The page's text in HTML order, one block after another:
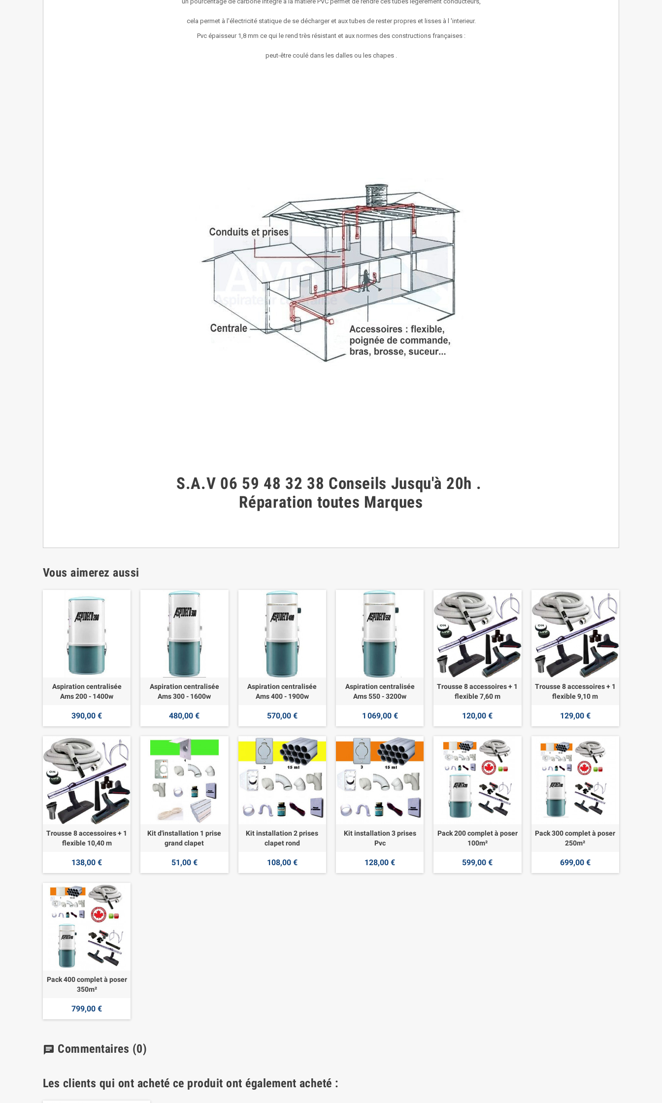
cela permet à l'électricité statique de se décharger et aux tubes de rester propres et lisses à l 'interieur.
Pvc épaisseur 1,8 mm ce qui le rend très résistant et aux normes des constructions françaises :
peut-être coulé dans les dalles ou les chapes .
S.A.V 06 59 48 32 38 Conseils Jusqu'à 20h .
Réparation toutes Marques
Vous aimerez aussi
Aspiration centralisée
Ams 200 - 1400w
390,00 €
Aspiration centralisée
Ams 300 - 1600w
480,00 €
Aspiration centralisée
Ams 400 - 1900w
570,00 €
Aspiration centralisée
Ams 550 - 3200w
1 069,00 €
Trousse 8 accessoires + 1
flexible 7,60 m
120,00 €
Trousse 8 accessoires + 1
flexible 9,10 m
129,00 €
Trousse 8 accessoires + 1
flexible 10,40 m
138,00 €
Kit d'installation 1 prise
grand clapet
51,00 €
Kit installation 2 prises
clapet rond
108,00 €
Kit installation 3 prises
Pvc
128,00 €
Pack 200 complet à poser
100m²
599,00 €
Pack 300 complet à poser
250m²
699,00 €
Pack 400 complet à poser
350m²
799,00 €
chat Commentaires (0)
Les clients qui ont acheté ce produit ont également acheté :